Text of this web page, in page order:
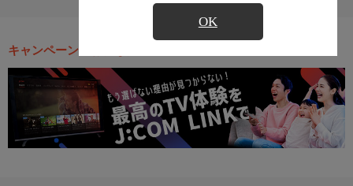
OK
キャンペーン・お得な情報